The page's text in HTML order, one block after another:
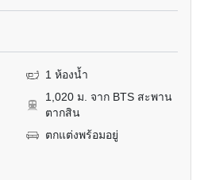
1 ห้องน้ำ
1,020 ม. จาก BTS สะพาน
ตากสิน
ตกแต่งพร้อมอยู่